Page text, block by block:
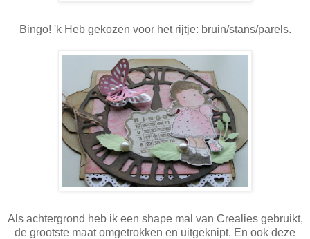
Bingo! 'k Heb gekozen voor het rijtje: bruin/stans/parels.
Als achtergrond heb ik een shape mal van Crealies gebruikt,
de grootste maat omgetrokken en uitgeknipt. En ook deze